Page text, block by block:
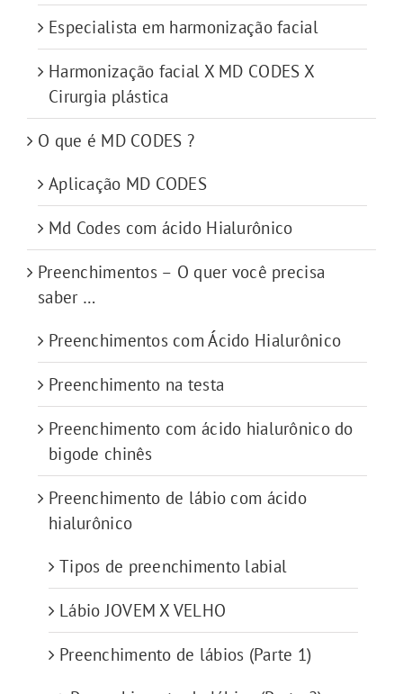
Especialista em harmonização facial
Harmonização facial X MD CODES X
Cirurgia plástica
O que é MD CODES ?
Aplicação MD CODES
Md Codes com ácido Hialurônico
Preenchimentos – O quer você precisa
saber …
Preenchimentos com Ácido Hialurônico
Preenchimento na testa
Preenchimento com ácido hialurônico do
bigode chinês
Preenchimento de lábio com ácido
hialurônico
Tipos de preenchimento labial
Lábio JOVEM X VELHO
Preenchimento de lábios (Parte 1)